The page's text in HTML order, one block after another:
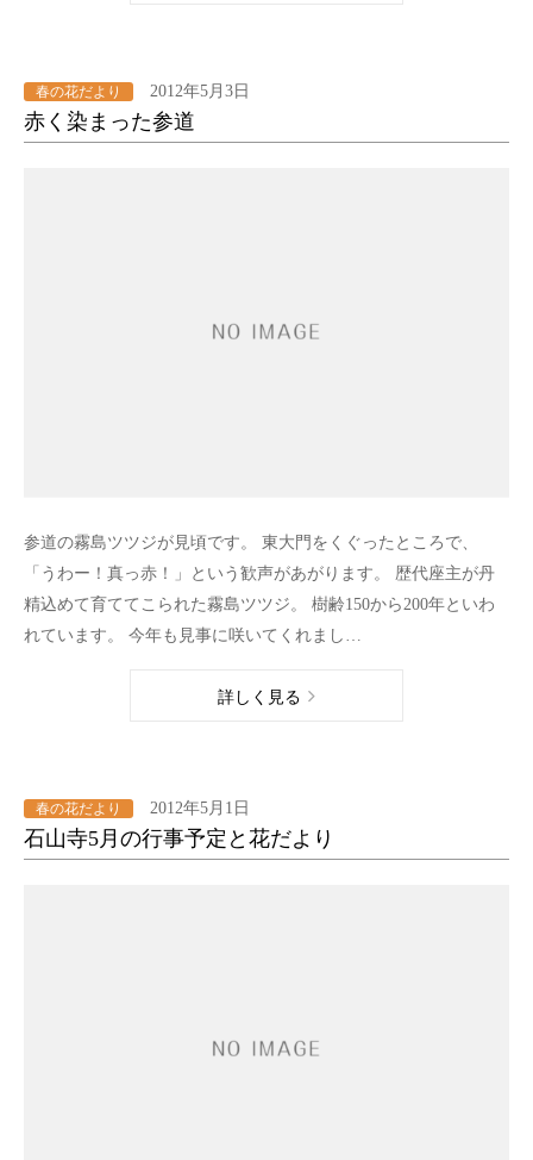
春の花だより 2012年5月3日
赤く染まった参道
参道の霧島ツツジが見頃です。 東大門をくぐったところで、
「うわー！真っ赤！」という歓声があがります。 歴代座主が丹
精込めて育ててこられた霧島ツツジ。 樹齢150から200年といわ
れています。 今年も見事に咲いてくれまし…
詳しく見る
春の花だより 2012年5月1日
石山寺5月の行事予定と花だより